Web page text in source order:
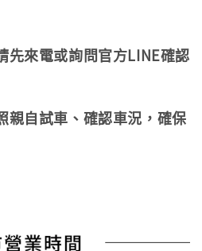
先來電或詢問官方LINE確認
親自試車、確認車況，確保